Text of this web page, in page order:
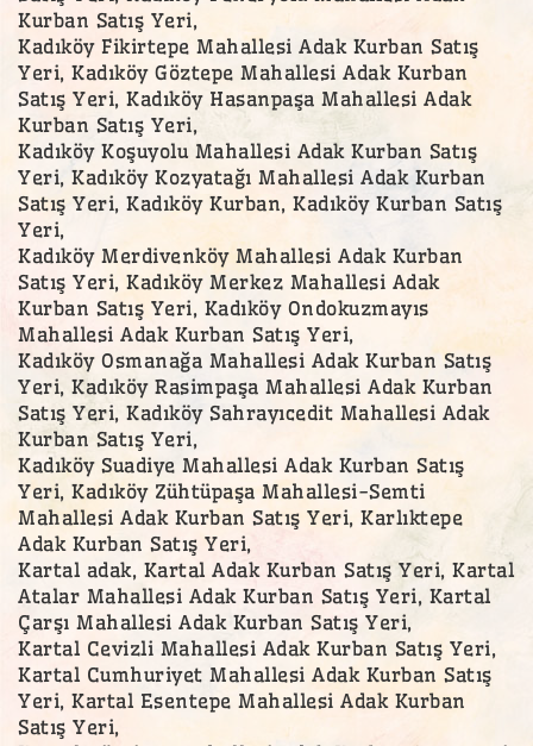
Kurban Satış Yeri,
Kadıköy Fikirtepe Mahallesi Adak Kurban Satış
Yeri, Kadıköy Göztepe Mahallesi Adak Kurban
Satış Yeri, Kadıköy Hasanpaşa Mahallesi Adak
Kurban Satış Yeri,
Kadıköy Koşuyolu Mahallesi Adak Kurban Satış
Yeri, Kadıköy Kozyatağı Mahallesi Adak Kurban
Satış Yeri, Kadıköy Kurban, Kadıköy Kurban Satış
Yeri,
Kadıköy Merdivenköy Mahallesi Adak Kurban
Satış Yeri, Kadıköy Merkez Mahallesi Adak
Kurban Satış Yeri, Kadıköy Ondokuzmayıs
Mahallesi Adak Kurban Satış Yeri,
Kadıköy Osmanağa Mahallesi Adak Kurban Satış
Yeri, Kadıköy Rasimpaşa Mahallesi Adak Kurban
Satış Yeri, Kadıköy Sahrayıcedit Mahallesi Adak
Kurban Satış Yeri,
Kadıköy Suadiye Mahallesi Adak Kurban Satış
Yeri, Kadıköy Zühtüpaşa Mahallesi-Semti
Mahallesi Adak Kurban Satış Yeri, Karlıktepe
Adak Kurban Satış Yeri,
Kartal adak, Kartal Adak Kurban Satış Yeri, Kartal
Atalar Mahallesi Adak Kurban Satış Yeri, Kartal
Çarşı Mahallesi Adak Kurban Satış Yeri,
Kartal Cevizli Mahallesi Adak Kurban Satış Yeri,
Kartal Cumhuriyet Mahallesi Adak Kurban Satış
Yeri, Kartal Esentepe Mahallesi Adak Kurban
Satış Yeri,